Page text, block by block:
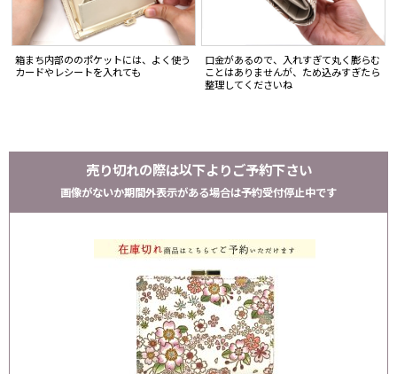
箱まち内部ののポケットには、よく使う
カードやレシートを入れても
口金があるので、入れすぎて丸く膨らむ
ことはありませんが、ため込みすぎたら
整理してくださいね
売り切れの際は以下よりご予約下さい
画像がないか期間外表示がある場合は予約受付停止中です